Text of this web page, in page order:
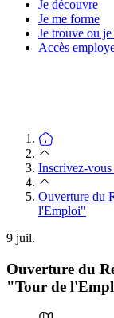
Je découvre
Je me forme
Je trouve ou
Accès
Inscrivez-vous
Ouverture du
l'Emploi"
9 juil.
Ouverture du
"Tour de